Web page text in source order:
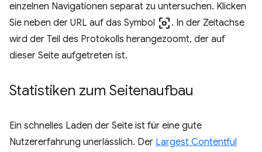
einzelnen Navigationen separat zu untersuchen. Klicken
Sie neben der URL auf das Symbol center_focus_weak . In der Zeitachse
wird der Teil des Protokolls herangezoomt, der auf
dieser Seite aufgetreten ist.
Statistiken zum Seitenaufbau
Ein schnelles Laden der Seite ist für eine gute
Nutzererfahrung unerlässlich. Der Largest Contentful